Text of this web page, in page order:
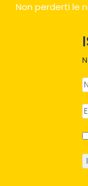
Non perderti le